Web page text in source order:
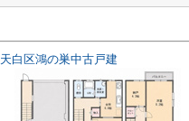
天白区鴻の巣中古戸建